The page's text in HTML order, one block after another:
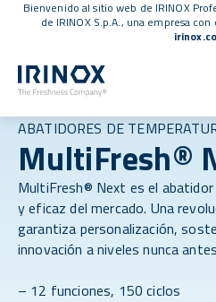
Bienvenido al sitio web de IRINOX
de IRINOX S.p.A., una empresa con
ABATIDORES DE
MultiFresh®
MultiFresh® Next es el
y eficaz del mercado. Una
garantiza personalización,
innovación a niveles nunca
– 12 funciones, 150 ciclos